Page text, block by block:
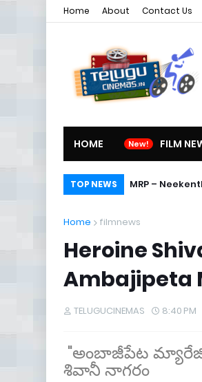
Home About Contact Us
HOME FILM
TOP NEWS MRP –
Home filmnews
Heroine
Ambajipeta
TELUGUCINEMAS 8:40 PM
"అంబాజీపేట మ్యారేజి
శివానీ నాగరం